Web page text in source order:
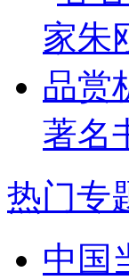
著名
热门专
中国